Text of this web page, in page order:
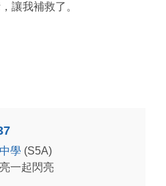
讓我補救了。
學 (S5A)
一起閃亮